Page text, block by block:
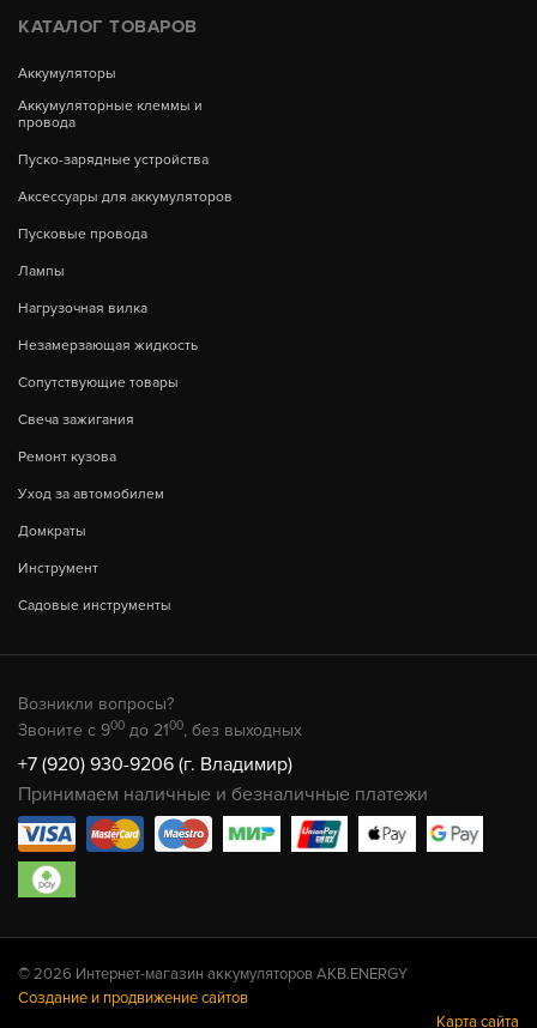
КАТАЛОГ ТОВАРОВ
Аккумуляторы
Аккумуляторные клеммы и
провода
Пуско-зарядные устройства
Аксессуары для аккумуляторов
Пусковые провода
Лампы
Нагрузочная вилка
Незамерзающая жидкость
Сопутствующие товары
Свеча зажигания
Ремонт кузова
Уход за автомобилем
Домкраты
Инструмент
Садовые инструменты
Возникли вопросы?
Звоните с 900 до 2100, без выходных
+7 (920) 930-9206 (г. Владимир)
Принимаем наличные и безналичные платежи
© 2026 Интернет-магазин аккумуляторов AKB.ENERGY
Создание и продвижение сайтов
Карта сайта